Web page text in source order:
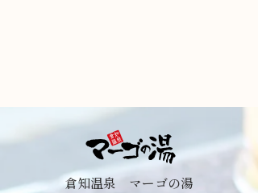
倉知温泉 マーゴの湯